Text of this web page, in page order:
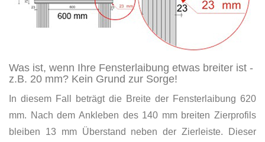
Was ist, wenn Ihre Fensterlaibung etwas breiter ist -
z.B. 20 mm? Kein Grund zur Sorge!
In diesem Fall beträgt die Breite der Fensterlaibung 620
mm. Nach dem Ankleben des 140 mm breiten Zierprofils
bleiben 13 mm Überstand neben der Zierleiste. Dieser